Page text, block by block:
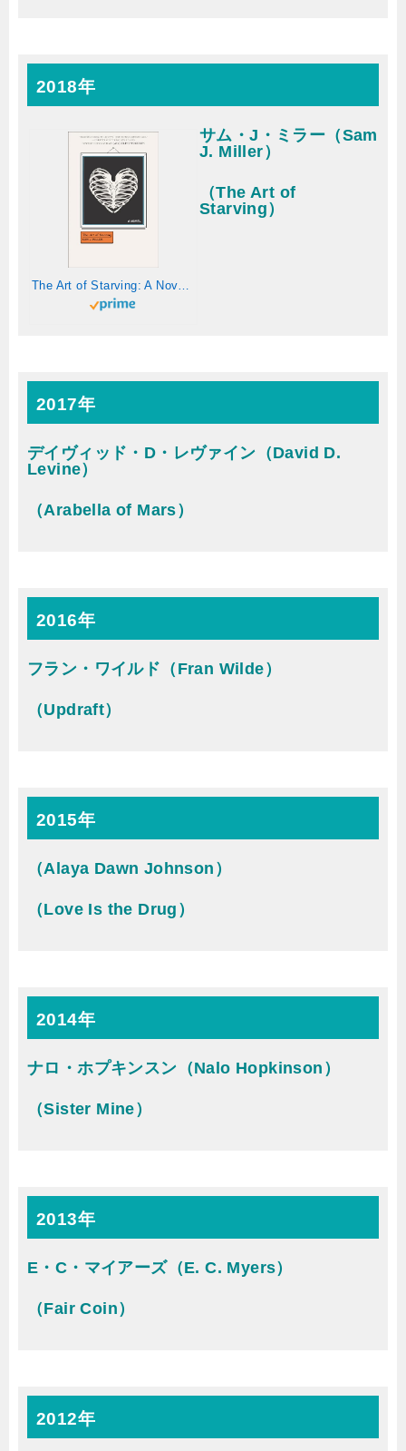
2018年
The Art of Starving: A Novel (English Edition)
サム・J・ミラー（Sam
J. Miller）
（The Art of
Starving）
2017年
デイヴィッド・D・レヴァイン（David D.
Levine）
（Arabella of Mars）
2016年
フラン・ワイルド（Fran Wilde）
（Updraft）
2015年
（Alaya Dawn Johnson）
（Love Is the Drug）
2014年
ナロ・ホプキンスン（Nalo Hopkinson）
（Sister Mine）
2013年
E・C・マイアーズ（E. C. Myers）
（Fair Coin）
2012年